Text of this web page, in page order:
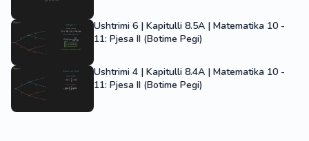
Ushtrimi 6 | Kapitulli 8.5A | Matematika 10 -
11: Pjesa II (Botime Pegi)
Ushtrimi 4 | Kapitulli 8.4A | Matematika 10 -
11: Pjesa II (Botime Pegi)